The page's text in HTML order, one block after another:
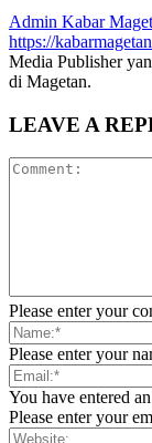
Admin Kabar
https://
Media Publisher
di Magetan.
LEAVE A
Please enter your
Please enter your
You have entered
Please enter your